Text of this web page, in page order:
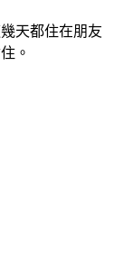
天都住在朋友
。